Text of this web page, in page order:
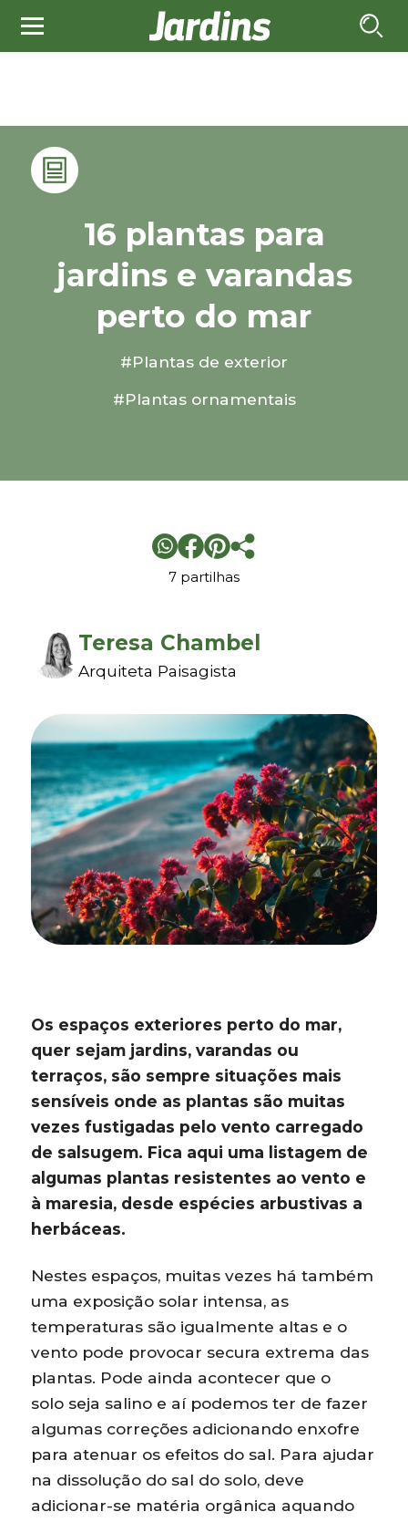
16 plantas para
jardins e varandas
perto do mar
#Plantas de exterior
#Plantas ornamentais
7 partilhas
Teresa Chambel
Arquiteta Paisagista
Os espaços exteriores perto do mar,
quer sejam jardins, varandas ou
terraços, são sempre situações mais
sensíveis onde as plantas são muitas
vezes fustigadas pelo vento carregado
de salsugem. Fica aqui uma listagem de
algumas plantas resistentes ao vento e
à maresia, desde espécies arbustivas a
herbáceas.
Nestes espaços, muitas vezes há também
uma exposição solar intensa, as
temperaturas são igualmente altas e o
vento pode provocar secura extrema das
plantas. Pode ainda acontecer que o
solo seja salino e aí podemos ter de fazer
algumas correções adicionando enxofre
para atenuar os efeitos do sal. Para ajudar
na dissolução do sal do solo, deve
adicionar-se matéria orgânica aquando